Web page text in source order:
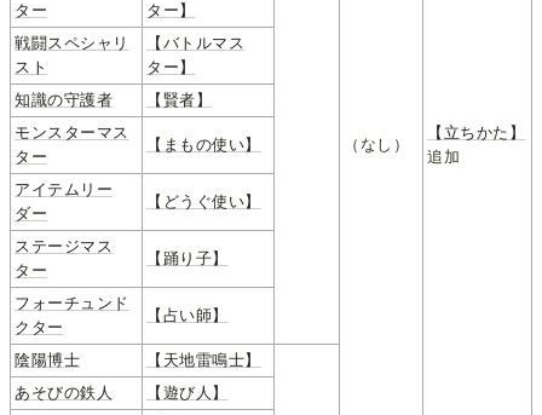
（なし）
【立ちかた】
追加
ター
ター】
戦闘スペシャリ
スト
【バトルマス
ター】
知識の守護者
【賢者】
モンスターマス
ター
【まもの使い】
アイテムリー
ダー
【どうぐ使い】
ステージマス
ター
【踊り子】
フォーチュンド
クター
【占い師】
陰陽博士 【天地雷鳴士】
あそびの鉄人 【遊び人】